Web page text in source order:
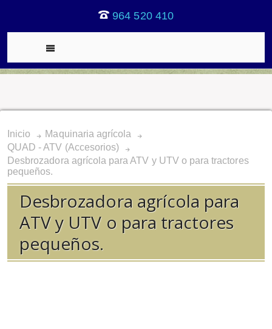
964 520 410
Inicio
Maquinaria agrícola
QUAD - ATV (Accesorios)
Desbrozadora agrícola para ATV y UTV o para tractores
pequeños.
Desbrozadora agrícola para
ATV y UTV o para tractores
pequeños.